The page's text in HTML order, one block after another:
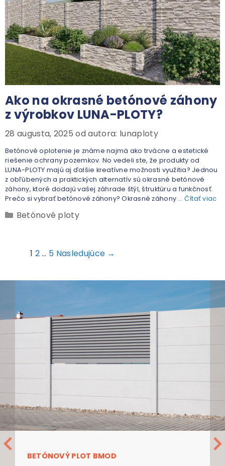
Ako na okrasné betónové záhony
z výrobkov LUNA-PLOTY?
28 augusta, 2025 od autora: lunaploty
Betónové oplotenie je známe najmä ako trvácne a estetické
riešenie ochrany pozemkov. No vedeli ste, že produkty od
LUNA-PLOTY majú aj ďalšie kreatívne možnosti využitia? Jednou
z obľúbených a praktických alternatív sú okrasné betónové
záhony, ktoré dodajú vašej záhrade štýl, štruktúru a funkčnosť.
Prečo si vybrať betónové záhony? Okrasné záhony … Čítať viac
Betónové ploty
1 2… 5 Nasledujúce →
BETÓNOVÝ PLOT BMOD